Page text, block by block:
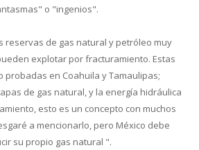
o "ingenios".
reservas de gas natural y petróleo muy
explotar por fracturamiento. Estas
probadas en Coahuila y Tamaulipas;
de gas natural, y la energía hidráulica
esto es un concepto con muchos
a mencionarlo, pero México debe
su propio gas natural ".